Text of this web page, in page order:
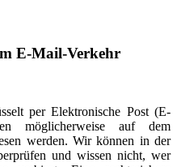
E-Mail-Verkehr
per Elektronische Post (E-
möglicherweise auf dem
werden. Wir können in der
und wissen nicht, wer